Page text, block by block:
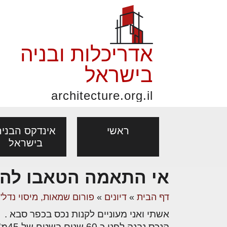
אדריכלות ובניה
בישראל
architecture.org.il
ראשי
אינדקס
בישראל
אדריכלים -
מקצועות
אדריכלות: פרוגרמות,
נדל"ן:
עיצוב
פורום אדריכלות, תכנון
ובניה
יעוץ מקצועי לבונים, למשפצים
אי התאמה הטאבו
דף הבית » דיונים » פורום שמאות, מיסוי
אשתי ואני מעוניים לקנות נכס בכפר סבא .